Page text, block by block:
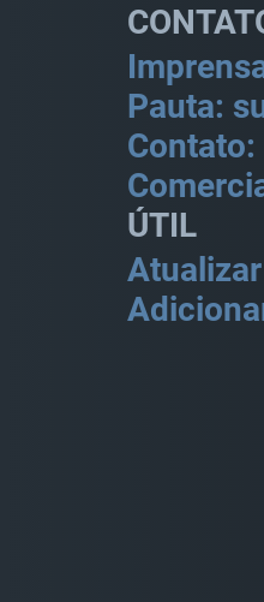
Pauta:
ÚTIL